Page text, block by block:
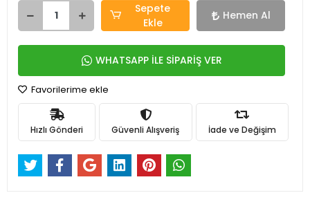
Sepete
Ekle
Hemen Al
WHATSAPP İLE SİPARİŞ VER
Favorilerime ekle
Hızlı Gönderi Güvenli Alışveriş İade ve Değişim